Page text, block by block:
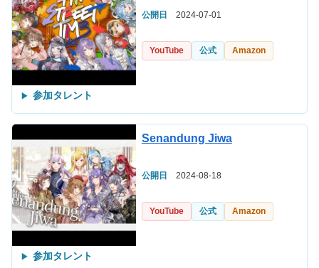
公開日 2024-07-01
YouTube 公式 Amazon
参加タレント
Senandung Jiwa
公開日 2024-08-18
YouTube 公式 Amazon
参加タレント